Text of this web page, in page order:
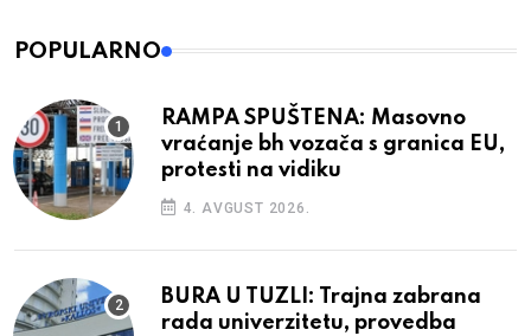
POPULARNO
RAMPA SPUŠTENA: Masovno
vraćanje bh vozača s granica EU,
protesti na vidiku
4. AVGUST 2026.
BURA U TUZLI: Trajna zabrana
rada univerzitetu, provedba